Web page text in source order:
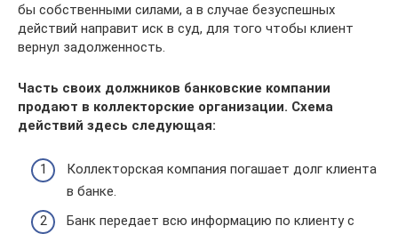
бы собственными силами, а в случае безуспешных
действий направит иск в суд, для того чтобы клиент
вернул задолженность.
Часть своих должников банковские компании
продают в коллекторские организации. Схема
действий здесь следующая:
Коллекторская компания погашает долг клиента
в банке.
Банк передает всю информацию по клиенту с